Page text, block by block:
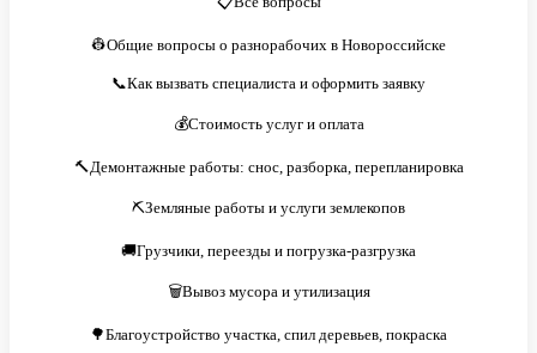
👷Общие вопросы о разнорабочих в Новороссийске
📞Как вызвать специалиста и оформить заявку
💰Стоимость услуг и оплата
🔨Демонтажные работы: снос, разборка, перепланировка
⛏️Земляные работы и услуги землекопов
🚚Грузчики, переезды и погрузка-разгрузка
🗑️Вывоз мусора и утилизация
🌳Благоустройство участка, спил деревьев, покраска